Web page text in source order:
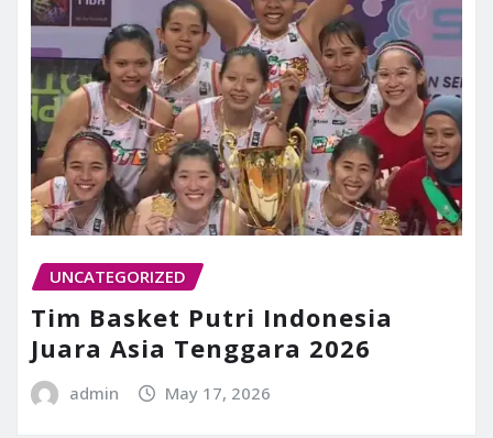
UNCATEGORIZED
Tim Basket Putri Indonesia
Juara Asia Tenggara 2026
admin May 17, 2026